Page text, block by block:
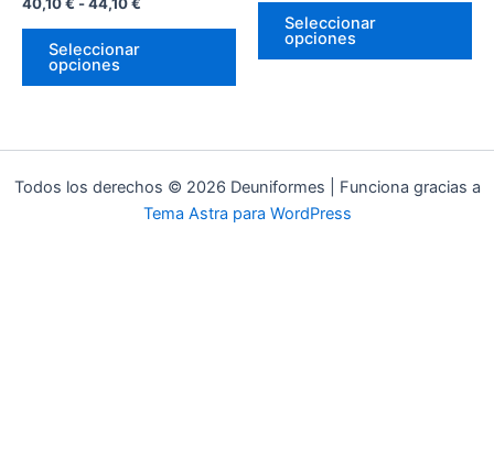
Seleccionar
opciones
opciones
la
de
producto
Seleccionar
opciones
la
de
Todos los derechos © 2026 Deuniformes | Funciona gracias a
Tema Astra para WordPress